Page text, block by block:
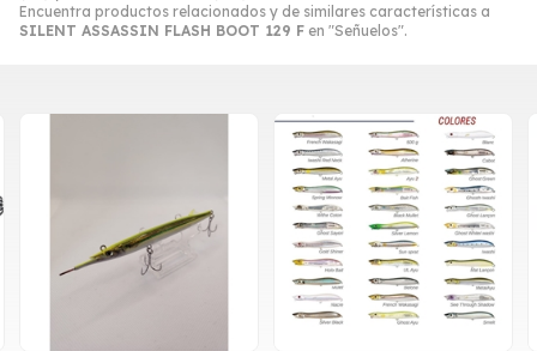
Encuentra productos relacionados y de similares características a
SILENT ASSASSIN FLASH BOOT 129 F en "Señuelos".